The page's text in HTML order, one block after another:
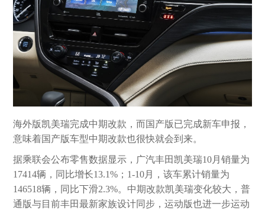
海外版凯美瑞完成中期改款，而国产版已完成新车申报，
意味着国产版车型中期改款也很快就会到来。
据乘联会公布零售数据显示，广汽丰田凯美瑞10月销量为
17414辆，同比增长13.1%；1-10月，该车累计销量为
146518辆，同比下滑2.3%。中期改款凯美瑞变化较大，普
通版与目前丰田最新家族设计同步，运动版也进一步运动